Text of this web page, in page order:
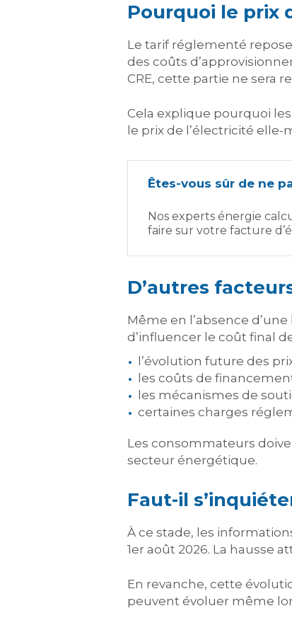
Pourquoi le prix
Le tarif réglementé
des coûts
CRE, cette partie ne sera
Cela explique pourquoi
le prix de l’électricité elle-
Êtes-vous sûr de ne
Nos experts énergie
faire sur votre facture
D’autres
Même en l’absence
d’influencer le coût final
l’évolution future des
les coûts de
les mécanismes de
certaines charges
Les consommateurs
secteur énergétique.
Faut-il
À ce stade, les
1er août 2026. La hausse
En revanche, cette
peuvent évoluer même